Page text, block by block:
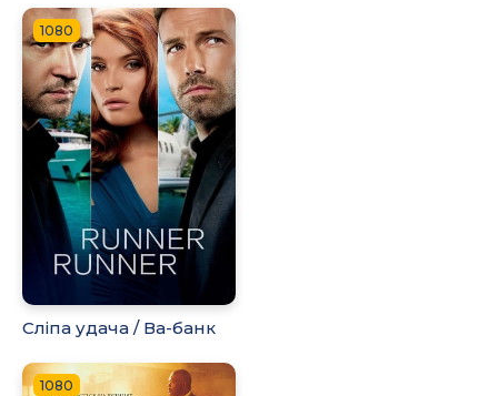
1080
Сліпа удача / Ва-банк
1080